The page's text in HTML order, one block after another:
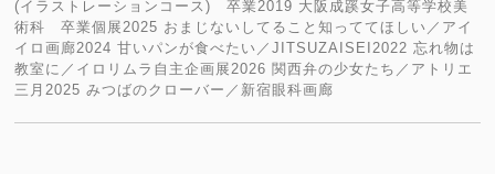
(イラストレーションコース) 卒業2019 大阪成蹊女子高等学校美
術科 卒業個展2025 おまじないしてること知っててほしい／アイ
イロ画廊2024 甘いパンが食べたい／JITSUZAISEI2022 忘れ物は
教室に／イロリムラ自主企画展2026 関西弁の少女たち／アトリエ
三月2025 みつばのクローバー／新宿眼科画廊